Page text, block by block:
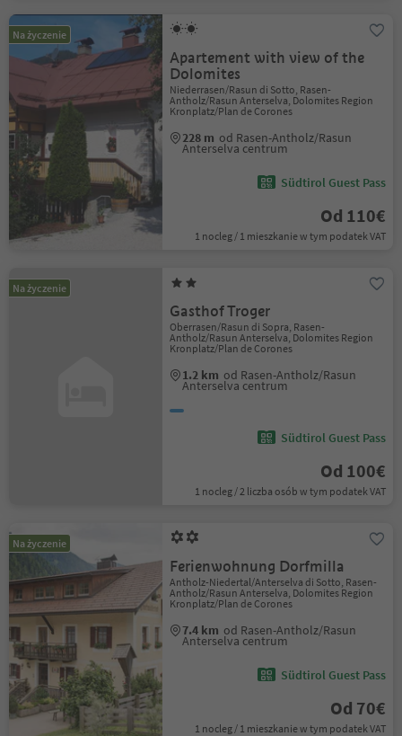
Na życzenie
Apartement with view of the
Dolomites
Niederrasen/Rasun di Sotto, Rasen-
Antholz/Rasun Anterselva, Dolomites Region
Kronplatz/Plan de Corones
228 m od Rasen-Antholz/Rasun
Anterselva centrum
Südtirol Guest Pass
Od 110€
1 nocleg / 1 mieszkanie w tym podatek VAT
Na życzenie
Gasthof Troger
Oberrasen/Rasun di Sopra, Rasen-
Antholz/Rasun Anterselva, Dolomites Region
Kronplatz/Plan de Corones
1.2 km od Rasen-Antholz/Rasun
Anterselva centrum
Südtirol Guest Pass
Od 100€
1 nocleg / 2 liczba osób w tym podatek VAT
Na życzenie
Ferienwohnung Dorfmilla
Antholz-Niedertal/Anterselva di Sotto, Rasen-
Antholz/Rasun Anterselva, Dolomites Region
Kronplatz/Plan de Corones
7.4 km od Rasen-Antholz/Rasun
Anterselva centrum
Südtirol Guest Pass
Od 70€
1 nocleg / 1 mieszkanie w tym podatek VAT